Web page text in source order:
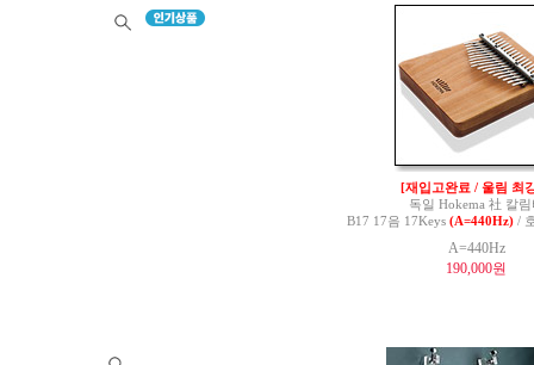
[재입고완료 / 울림 최
독일 Hokema 社 칼림
B17 17음 17Keys (A=440Hz)/
A=440Hz
190,000원